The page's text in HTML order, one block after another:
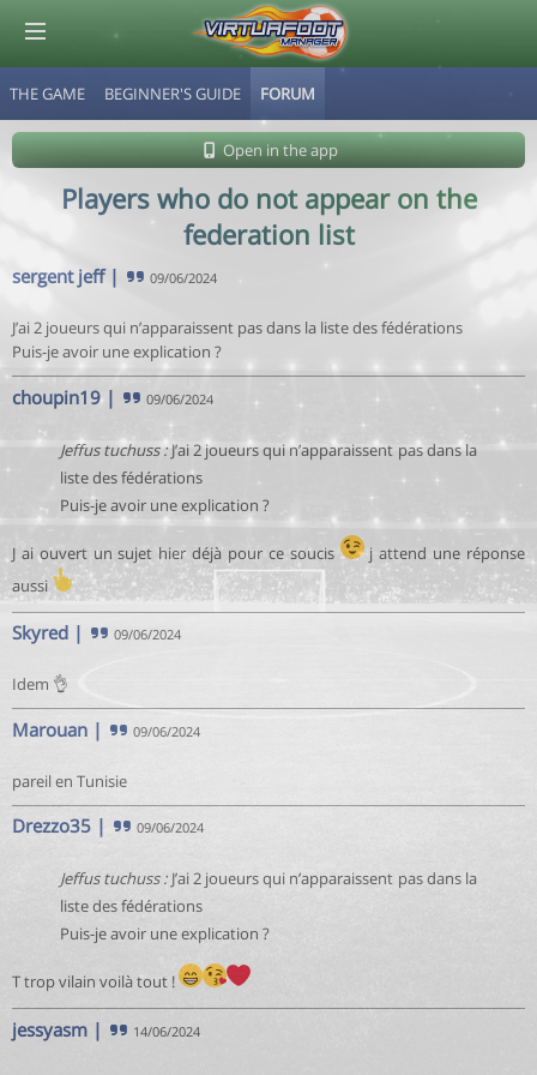
THE GAME BEGINNER'S GUIDE FORUM
Open in the app
Players who do not appear on the
federation list
sergent jeff| 09/06/2024
J’ai 2 joueurs qui n’apparaissent pas dans la liste des fédérations
Puis-je avoir une explication ?
choupin19| 09/06/2024
Jeffus tuchuss :J’ai 2 joueurs qui n’apparaissent pas dans la
liste des fédérations
Puis-je avoir une explication ?
J ai ouvert un sujet hier déjà pour ce soucis
j attend une réponse
aussi
Skyred | 09/06/2024
Idem 👌
Marouan | 09/06/2024
pareil en Tunisie
Drezzo35 | 09/06/2024
Jeffus tuchuss : J’ai 2 joueurs qui n’apparaissent pas dans la
liste des fédérations
Puis-je avoir une explication ?
T trop vilain voilà tout !
jessyasm | 14/06/2024
© Virtuafoot Manager by Aymeric Le Corre 202608091137